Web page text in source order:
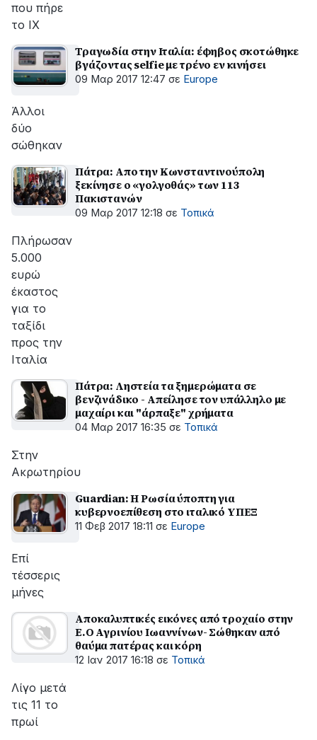
που πήρε
το ΙΧ
Τραγωδία στην Ιταλία: έφηβος σκοτώθηκε
βγάζοντας selfie με τρένο εν κινήσει
09 Μαρ 2017 12:47 σε Europe
Άλλοι
δύο
σώθηκαν
Πάτρα: Απο την Κωνσταντινούπολη
ξεκίνησε ο «γολγοθάς» των 113
Πακιστανών
09 Μαρ 2017 12:18 σε Τοπικά
Πλήρωσαν
5.000
ευρώ
έκαστος
για το
ταξίδι
προς την
Ιταλία
Πάτρα: Ληστεία τα ξημερώματα σε
βενζινάδικο - Απείλησε τον υπάλληλο με
μαχαίρι και "άρπαξε" χρήματα
04 Μαρ 2017 16:35 σε Τοπικά
Στην
Ακρωτηρίου
Guardian: Η Ρωσία ύποπτη για
κυβερνοεπίθεση στο ιταλικό ΥΠΕΞ
11 Φεβ 2017 18:11 σε Europe
Επί
τέσσερις
μήνες
Αποκαλυπτικές εικόνες από τροχαίο στην
Ε.Ο Αγρινίου Ιωαννίνων- Σώθηκαν από
θαύμα πατέρας και κόρη
12 Ιαν 2017 16:18 σε Τοπικά
Λίγο μετά
τις 11 το
πρωί